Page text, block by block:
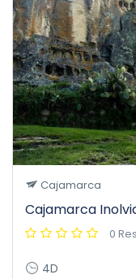
Cajamarca
Cajamarca
0
4D